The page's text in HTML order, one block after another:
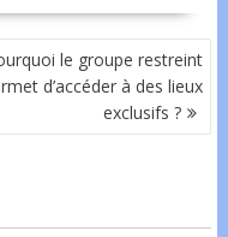
le groupe restreint
d’accéder à des lieux
exclusifs ?